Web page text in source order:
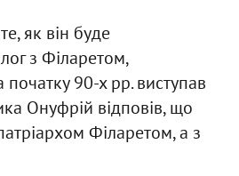
як він буде
з Філаретом,
90-х рр. виступав
Онуфрій відповів, що
Філаретом, а з